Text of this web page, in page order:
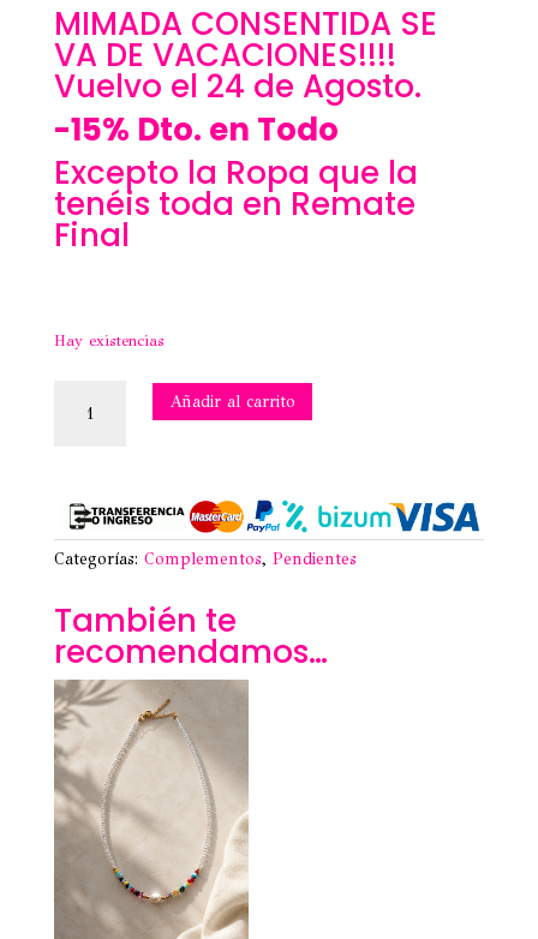
MIMADA CONSENTIDA SE
VA DE VACACIONES!!!!
Vuelvo el 24 de Agosto.
-15% Dto. en Todo
Excepto la Ropa que la
tenéis toda en Remate
Final
Hay existencias
PÉTALOS
Añadir al carrito
Categorías: Complementos, Pendientes
También te
recomendamos…